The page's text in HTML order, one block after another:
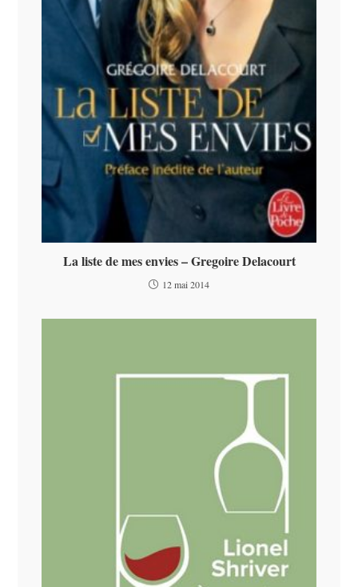
La liste de mes envies – Gregoire Delacourt
12 mai 2014